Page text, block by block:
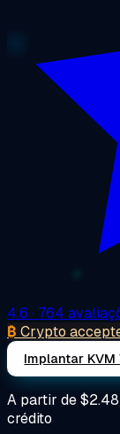
4.6 · 764
₿ Crypto
Implantar KVM
A partir de
crédito